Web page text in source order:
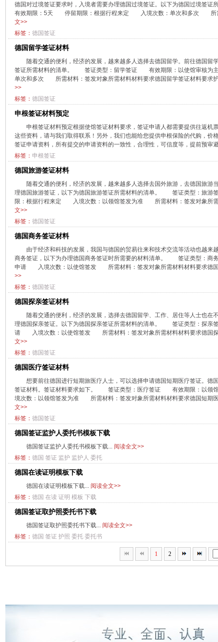
德国对过境签证要求时，入境者需要办理德国过境签证。以下为德国过
有效期限：5天 停留期限：根据行程来定 入境次数：单次和多次 所需
文>>
标签： 德国签证
德国留学签证材料
随着交通的便利，经济的发展，越来越多人选择去德国留学。前往德国留
签证所需材料的清单。 签证类型：留学签证 有效期限：以使馆审核
单次和多次 所需材料：签发对象所需材料材料要求德国留学签证材料要求
>>
标签： 德国签证
​申根签证材料预定
申根签证材料预定根据使馆签证材料要求，签证申请人都需要提供往返机
这些资料，请与我们取得联系！另外，我们也能给您提供申根保险的代购，价
签证申请资料，所有提交的申请资料的一致性，合理性，可信度等，提前预审
标签： 申根签证
德国旅游签证材料
随着交通的便利，经济的发展，越来越多人选择去国外旅游，去德国旅游
理德国旅游签证，以下为德国旅游签证所需材料的清单。 签证类型：
限：根据行程来定 入境次数：以领馆签发为准 所需材料：签发对象所需
文>>
标签： 德国签证
德国商务签证材料
由于经济和科技的发展，我国与德国的贸易往来和技术交流等活动也越来
商务签证，以下为办理德国商务签证时所需要的材料清单。 签证类型
申请 入境次数：以使馆签发 所需材料：签发对象所需材料材料要求德国
>>
标签： 德国签证
德国探亲签证材料
随着交通的便利，经济的发展，选择去德国留学、工作、居住等人士也在
理德国探亲签证。以下为德国探亲签证所需材料的清单。 签证类型：
请 入境次数：以使馆签发 所需材料：签发对象所需材料材料要求德国探
文>>
标签： 德国签证
德国医疗签证材料
想要前往德国进行短期旅医疗人士，可以选择申请德国短期医疗签证。德
签证材料。签证材料要求如下。 签证类型：医疗签证 有效期限：以
境次数：以领馆签发为准 所需材料：签发对象所需材料材料要求德国短期
文>>
标签： 德国签证
德国签证监护人委托书模板下载
德国签证监护人委托书模板下载... 阅读全文>>
标签： 德国 签证 监护 监护人 委托
德国在读证明模板下载
德国在读证明模板下载... 阅读全文>>
标签： 德国 在读 证明 模板 下载
德国签证取护照委托书下载
德国签证取护照委托书下载... 阅读全文>>
标签： 德国 签证 护照 委托 委托书
1 2